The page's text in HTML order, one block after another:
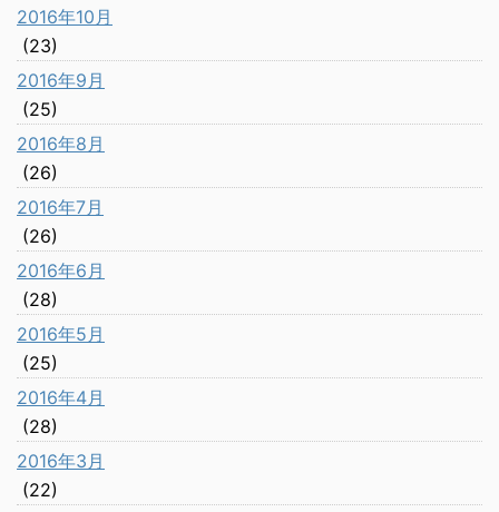
2016年10月
(23)
2016年9月
(25)
2016年8月
(26)
2016年7月
(26)
2016年6月
(28)
2016年5月
(25)
2016年4月
(28)
2016年3月
(22)